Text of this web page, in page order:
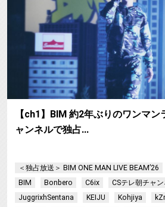
【ch1】BIM 約2年ぶりのワンマ
ャンネルで独占…
＜独占放送＞ BIM ONE MAN LIVE BEAM’26
BIM
Bonbero C6ix CSテレ朝チャ
JuggrixhSentana
KEIJU Kohjiya